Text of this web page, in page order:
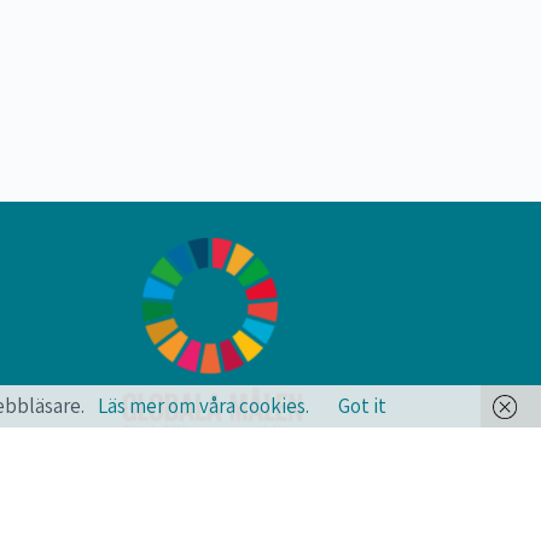
Läs mer om våra cookies. Got it